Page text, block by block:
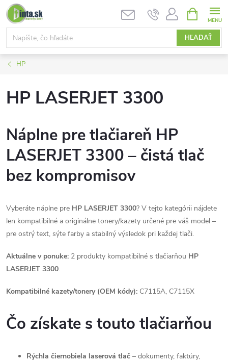
Prejsť
na
obsah
HĽADAŤ
KOŠÍK
HP
HP LASERJET 3300
Náplne pre tlačiareň HP
LASERJET 3300 – čistá tlač
bez kompromisov
Vyberáte náplne pre HP LASERJET 3300? V tejto kategórii nájdete
len kompatibilné a originálne tonery/kazety určené pre váš model –
pre ostrý text, sýte farby a stabilný výsledok pri každej tlači.
Aktuálne v ponuke: 2 produkty kompatibilné s tlačiarňou HP
LASERJET 3300.
Kompatibilné kazety/tonery (OEM kódy): C7115A, C7115X
Čo získate s touto tlačiarňou
Rýchla čiernobiela laserová tlač – dokumenty, faktúry,